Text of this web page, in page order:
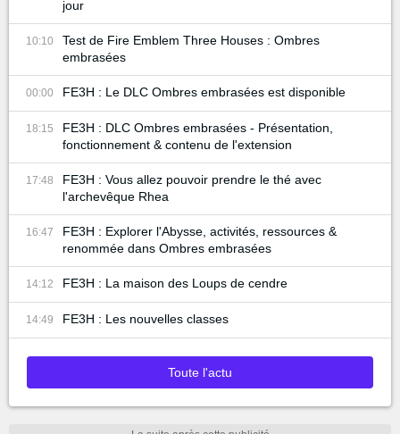
jour
10:10
Test de Fire Emblem Three Houses : Ombres
embrasées
00:00 FE3H : Le DLC Ombres embrasées est disponible
18:15
FE3H : DLC Ombres embrasées - Présentation,
fonctionnement & contenu de l'extension
17:48
FE3H : Vous allez pouvoir prendre le thé avec
l'archevêque Rhea
16:47
FE3H : Explorer l'Abysse, activités, ressources &
renommée dans Ombres embrasées
14:12 FE3H : La maison des Loups de cendre
14:49 FE3H : Les nouvelles classes
Toute l'actu